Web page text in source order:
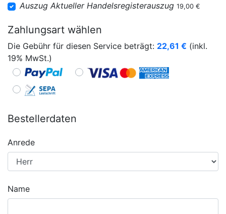
Auszug Aktueller Handelsregisterauszug 19,00 €
Zahlungsart wählen
Die Gebühr für diesen Service beträgt: 22,61 € (inkl.
19% MwSt.)
Bestellerdaten
Anrede
Name